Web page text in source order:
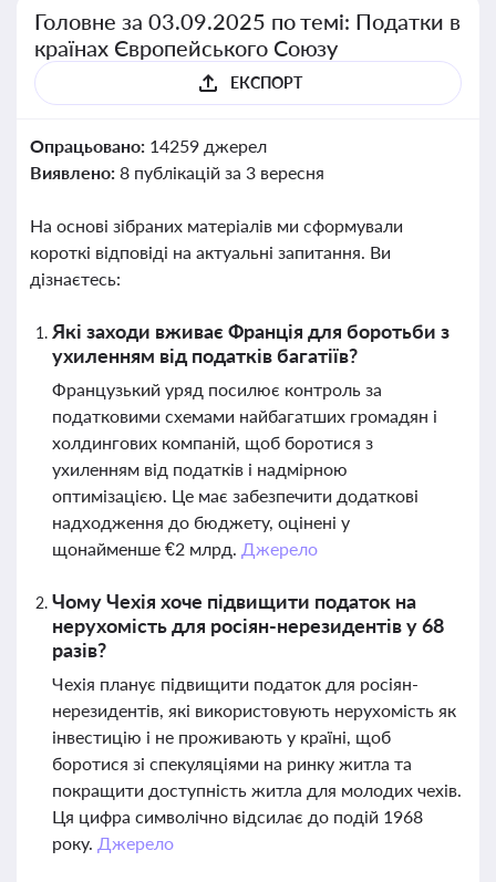
Головне за 03.09.2025 по темі: Податки в
країнах Європейського Союзу
ЕКСПОРТ
Опрацьовано: 14259 джерел
Виявлено: 8 публікацій за 3 вересня
На основі зібраних матеріалів ми сформували
короткі відповіді на актуальні запитання. Ви
дізнаєтесь:
Які заходи вживає Франція для боротьби з
ухиленням від податків багатіїв?
Французький уряд посилює контроль за
податковими схемами найбагатших громадян і
холдингових компаній, щоб боротися з
ухиленням від податків і надмірною
оптимізацією. Це має забезпечити додаткові
надходження до бюджету, оцінені у
щонайменше €2 млрд. Джерело
Чому Чехія хоче підвищити податок на
нерухомість для росіян-нерезидентів у 68
разів?
Чехія планує підвищити податок для росіян-
нерезидентів, які використовують нерухомість як
інвестицію і не проживають у країні, щоб
боротися зі спекуляціями на ринку житла та
покращити доступність житла для молодих чехів.
Ця цифра символічно відсилає до подій 1968
року. Джерело